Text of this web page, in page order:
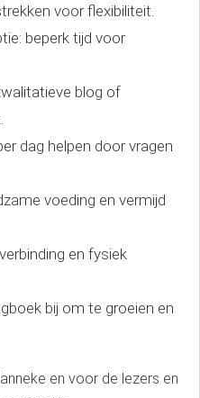
voor flexibiliteit.
beperk tijd voor
blog of
dag helpen door vragen
voeding en vermijd
en fysiek
bij om te groeien en
en voor de lezers en